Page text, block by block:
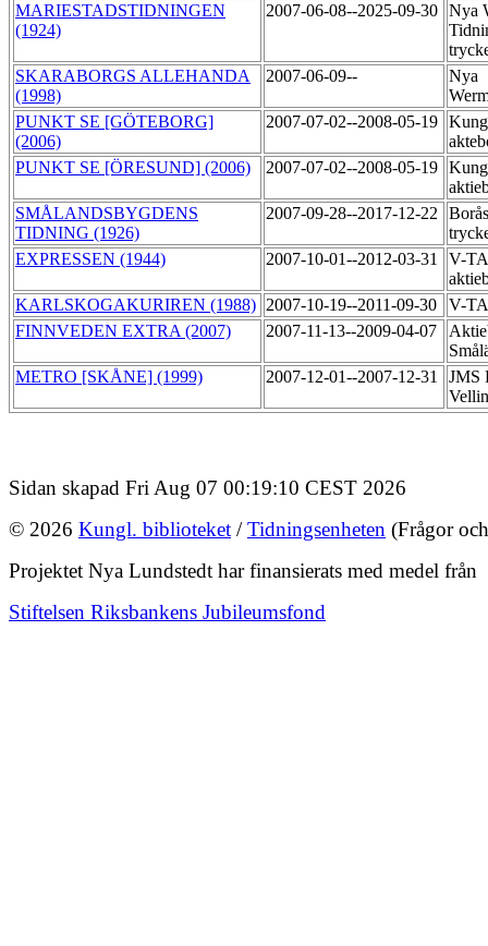
MARIESTADSTIDNINGEN
(1924)
2007-06-08--2025-09-30 Nya
SKARABORGS ALLEHANDA
(1998)
2007-06-09--
Nya
PUNKT SE [GÖTEBORG]
(2006)
2007-07-02--2008-05-19
PUNKT SE [ÖRESUND] (2006)
2007-07-02--2008-05-19
SMÅLANDSBYGDENS
TIDNING (1926)
2007-09-28--2017-12-22
EXPRESSEN (1944)
2007-10-01--2012-03-31
V-
KARLSKOGAKURIREN (1988) 2007-10-19--2011-09-30
V-
FINNVEDEN EXTRA (2007)
2007-11-13--2009-04-07
METRO [SKÅNE] (1999)
2007-12-01--2007-12-31
JMS
Sidan skapad Fri Aug 07 00:19:10 CEST 2026
© 2026 Kungl. biblioteket /Tidningsenheten (Frågor
Projektet Nya Lundstedt har finansierats med medel från
Stiftelsen Riksbankens Jubileumsfond